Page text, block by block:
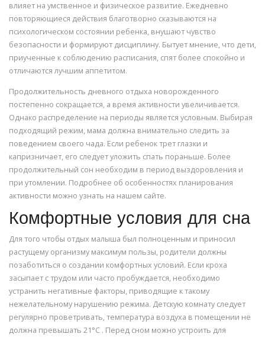
влияет на умственное и физическое развитие. Ежедневно
повторяющиеся действия благотворно сказываются на
психологическом состоянии ребенка, внушают чувство
безопасности и формируют дисциплину. Бытует мнение, что дети,
приученные к соблюдению расписания, спят более спокойно и
отличаются лучшим аппетитом.
Продолжительность дневного отдыха новорожденного
постепенно сокращается, а время активности увеличивается.
Однако распределение на периоды является условным. Выбирая
подходящий режим, мама должна внимательно следить за
поведением своего чада. Если ребенок трет глазки и
капризничает, его следует уложить спать пораньше. Более
продолжительный сон необходим в период выздоровления и
при утомлении. Подробнее об особенностях планирования
активности можно узнать на нашем сайте.
Комфортные условия для сна
Для того чтобы отдых малыша был полноценным и приносил
растущему организму максимум пользы, родители должны
позаботиться о создании комфортных условий. Если кроха
засыпает с трудом или часто пробуждается, необходимо
устранить негативные факторы, приводящие к такому
нежелательному нарушению режима. Детскую комнату следует
регулярно проветривать, температура воздуха в помещении не
должна превышать 21°C . Перед сном можно устроить для